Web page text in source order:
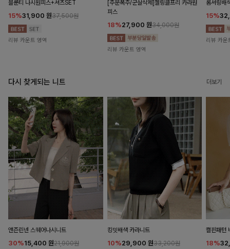
블룬티 나시원피스+셔츠SET
15%31,900 원37,500원
리뷰 카운트 영역
[주문폭주/군살삭제]젤링클프리 카라원
피스
18%27,900 원34,000원
리뷰 카운트 영역
롬셔링배
15%
리뷰 카운
다시 찾게되는 니트 더보기
앤즌린넨 스퀘어나시니트
30%15,400 원21,900원
킹밋배색 카라니트
10%29,900 원33,200원
캘핀패턴
18%